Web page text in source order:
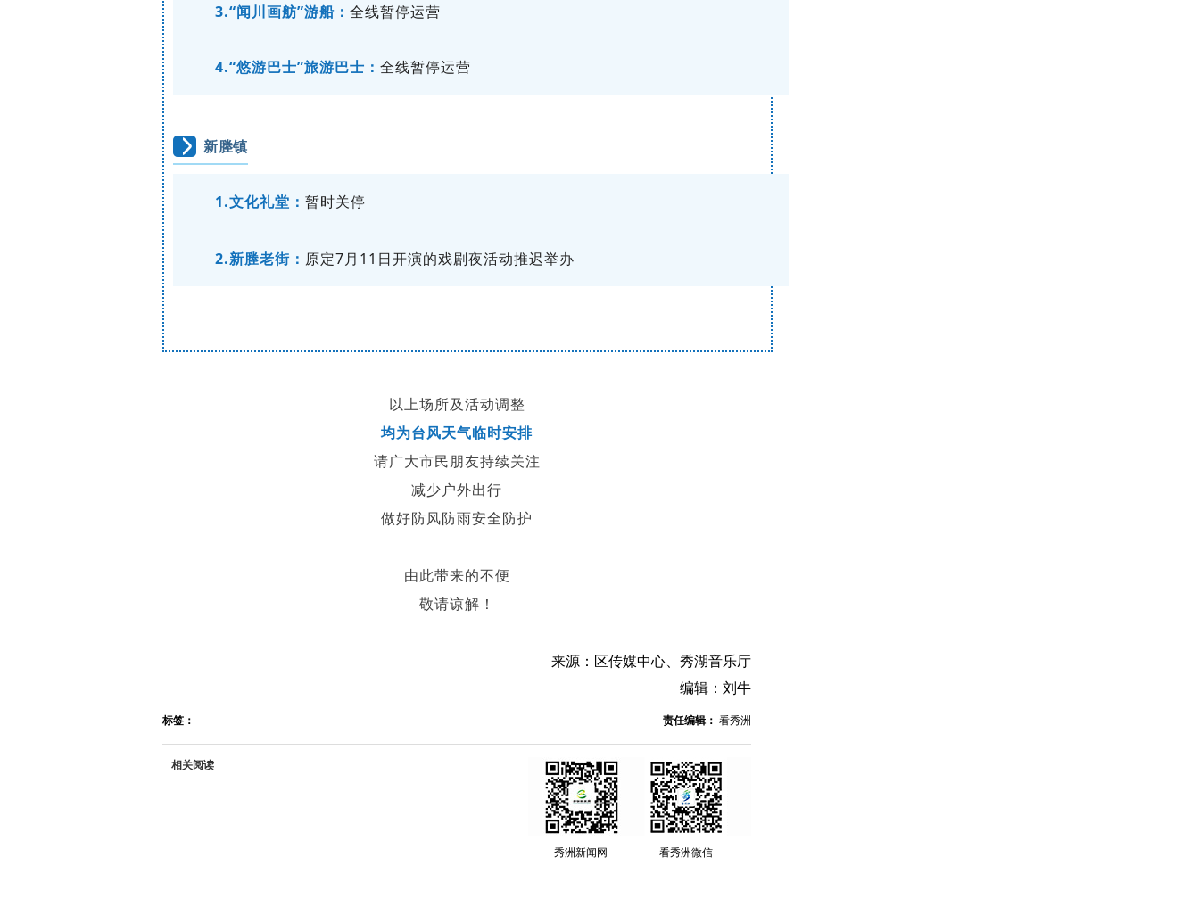
3.“闻川画舫”游船： 全线暂停运营
4.“悠游巴士”旅游巴士： 全线暂停运营
新塍镇
1.文化礼堂： 暂时关停
2.新塍老街： 原定7月11日开演的戏剧夜活动推迟举办
以上场所及活动调整
均为台风天气临时安排
请广大市民朋友持续关注
减少户外出行
做好防风防雨安全防护
由此带来的不便
敬请谅解！
来源：区传媒中心、秀湖音乐厅
编辑：刘牛
标签： 责任编辑： 看秀洲
秀洲新闻网 看秀洲微信
相关阅读